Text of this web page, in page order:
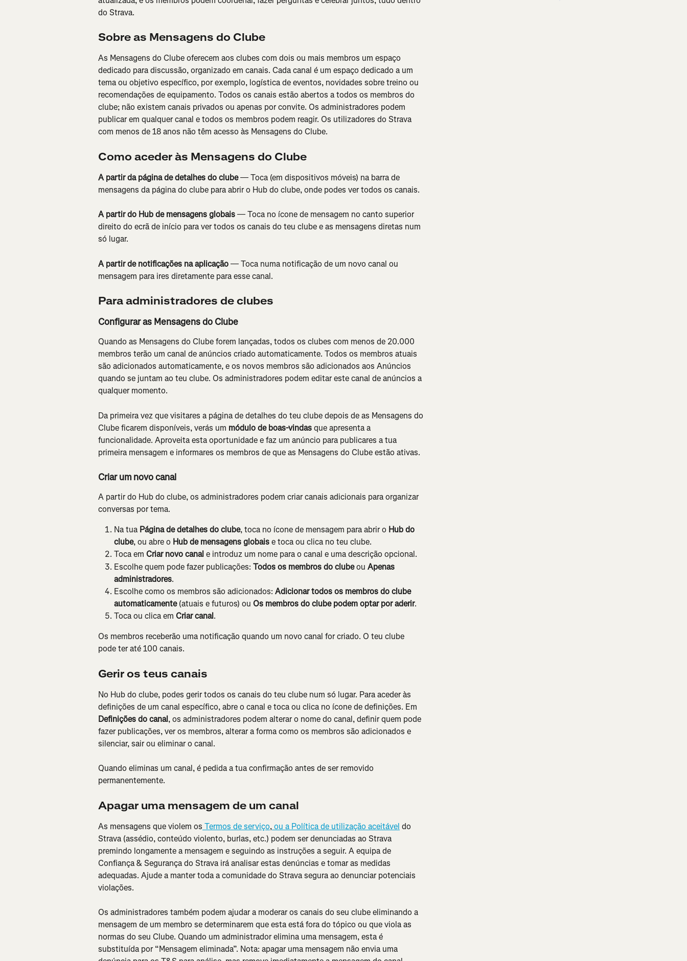
do Strava.
Sobre as Mensagens do Clube
As Mensagens do Clube oferecem aos clubes com dois ou mais membros um espaço
dedicado para discussão, organizado em canais. Cada canal é um espaço dedicado a um
tema ou objetivo específico, por exemplo, logística de eventos, novidades sobre treino ou
recomendações de equipamento. Todos os canais estão abertos a todos os membros do
clube; não existem canais privados ou apenas por convite. Os administradores podem
publicar em qualquer canal e todos os membros podem reagir. Os utilizadores do Strava
com menos de 18 anos não têm acesso às Mensagens do Clube.
Como aceder às Mensagens do Clube
A partir da página de detalhes do clube — Toca (em dispositivos móveis) na barra de
mensagens da página do clube para abrir o Hub do clube, onde podes ver todos os canais.
A partir do Hub de mensagens globais — Toca no ícone de mensagem no canto superior
direito do ecrã de início para ver todos os canais do teu clube e as mensagens diretas num
só lugar.
A partir de notificações na aplicação — Toca numa notificação de um novo canal ou
mensagem para ires diretamente para esse canal.
Para administradores de clubes
Configurar as Mensagens do Clube
Quando as Mensagens do Clube forem lançadas, todos os clubes com menos de 20.000
membros terão um canal de anúncios criado automaticamente. Todos os membros atuais
são adicionados automaticamente, e os novos membros são adicionados aos Anúncios
quando se juntam ao teu clube. Os administradores podem editar este canal de anúncios a
qualquer momento.
Da primeira vez que visitares a página de detalhes do teu clube depois de as Mensagens do
Clube ficarem disponíveis, verás um módulo de boas-vindas que apresenta a
funcionalidade. Aproveita esta oportunidade e faz um anúncio para publicares a tua
primeira mensagem e informares os membros de que as Mensagens do Clube estão ativas.
Criar um novo canal
A partir do Hub do clube, os administradores podem criar canais adicionais para organizar
conversas por tema.
Na tua Página de detalhes do clube, toca no ícone de mensagem para abrir o Hub do
clube, ou abre o Hub de mensagens globais e toca ou clica no teu clube.
Toca em Criar novo canal e introduz um nome para o canal e uma descrição opcional.
Escolhe quem pode fazer publicações: Todos os membros do clube ou Apenas
administradores.
Escolhe como os membros são adicionados: Adicionar todos os membros do clube
automaticamente (atuais e futuros) ou Os membros do clube podem optar por aderir.
Toca ou clica em Criar canal.
Os membros receberão uma notificação quando um novo canal for criado. O teu clube
pode ter até 100 canais.
Gerir os teus canais
No Hub do clube, podes gerir todos os canais do teu clube num só lugar. Para aceder às
definições de um canal específico, abre o canal e toca ou clica no ícone de definições. Em
Definições do canal, os administradores podem alterar o nome do canal, definir quem pode
fazer publicações, ver os membros, alterar a forma como os membros são adicionados e
silenciar, sair ou eliminar o canal.
Quando eliminas um canal, é pedida a tua confirmação antes de ser removido
permanentemente.
Apagar uma mensagem de um canal
As mensagens que violem os Termos de serviço, ou a Política de utilização aceitável do
Strava (assédio, conteúdo violento, burlas, etc.) podem ser denunciadas ao Strava
premindo longamente a mensagem e seguindo as instruções a seguir. A equipa de
Confiança & Segurança do Strava irá analisar estas denúncias e tomar as medidas
adequadas. Ajude a manter toda a comunidade do Strava segura ao denunciar potenciais
violações.
Os administradores também podem ajudar a moderar os canais do seu clube eliminando a
mensagem de um membro se determinarem que esta está fora do tópico ou que viola as
normas do seu Clube. Quando um administrador elimina uma mensagem, esta é
substituída por “Mensagem eliminada”. Nota: apagar uma mensagem não envia uma